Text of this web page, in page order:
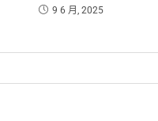
9 6 月, 2025